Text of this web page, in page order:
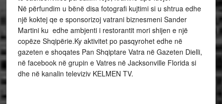
Në përfundim u bënë disa fotografi kujtimi si u shtrua edhe
një koktej qe e sponsorizoj vatrani biznesmeni Sander
Martini ku edhe ambjenti i restorantit mori shijen e një
copëze Shqipërie.Ky aktivitet po pasqyrohet edhe në
gazeten e shoqates Pan Shqiptare Vatra në Gazeten Dielli,
në facebook në grupin e Vatres në Jacksonville Florida si
dhe në kanalin televiziv KELMEN TV.